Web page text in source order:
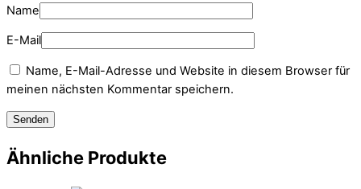
Name
E-Mail
Name, E-Mail-Adresse und Website in diesem Browser für
meinen nächsten Kommentar speichern.
Ähnliche Produkte